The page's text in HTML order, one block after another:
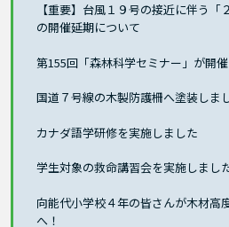
【重要】台風１９号の接近に伴う「
の開催延期について
第155回「森林科学セミナー」が開
国道７号線の木製防護柵へ塗装しま
カナダ語学研修を実施しました
学生対象の救命講習会を実施しまし
向能代小学校４年の皆さんが木材高
へ！